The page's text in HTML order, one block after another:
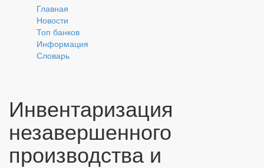
Главная
Новости
Топ банков
Информация
Словарь
Инвентаризация
незавершенного
производства и